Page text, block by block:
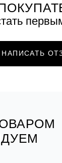
НАПИСАТЬ